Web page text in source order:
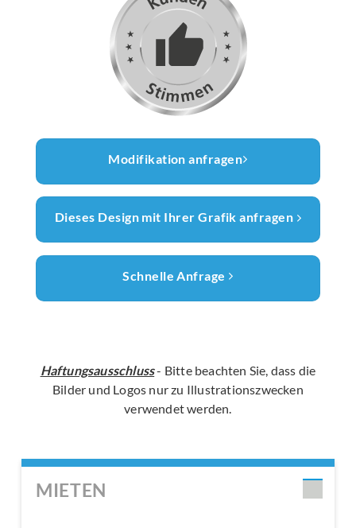
Modifikation anfragen
Dieses Design mit Ihrer Grafik anfragen
Schnelle Anfrage
Haftungsausschluss- Bitte beachten Sie, dass die
Bilder und Logos nur zu Illustrationszwecken
verwendet werden.
MIETEN